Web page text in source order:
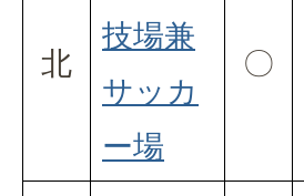
北
技場兼
サッカ
ー場
〇